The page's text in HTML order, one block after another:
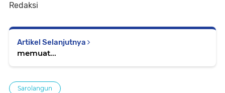
Redaksi
Artikel Selanjutnya
memuat...
Sarolangun